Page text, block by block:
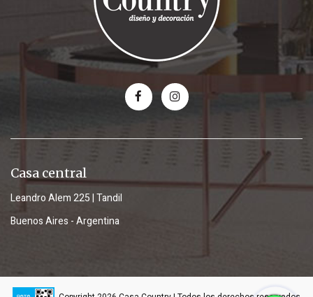
Casa central
Leandro Alem 225 | Tandil
Buenos Aires - Argentina